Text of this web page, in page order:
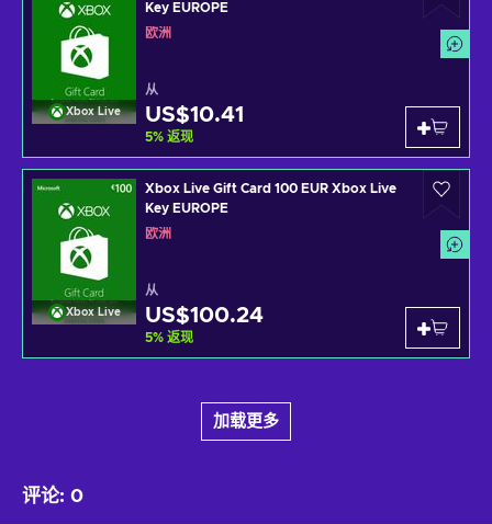
Xbox Live
Key EUROPE
欧洲
从
US$10.41
5% 返现
Xbox Live
Xbox Live Gift Card 100 EUR Xbox Live
Key EUROPE
欧洲
从
US$100.24
5% 返现
加载更多
评论: 0